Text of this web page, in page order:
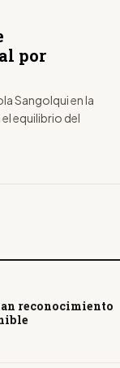
por
Sangolqui en la
equilibrio del
reconocimiento